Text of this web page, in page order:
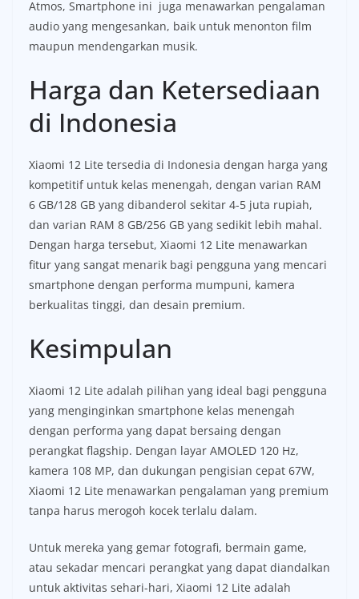
Atmos, Smartphone ini juga menawarkan pengalaman
audio yang mengesankan, baik untuk menonton film
maupun mendengarkan musik.
Harga dan Ketersediaan
di Indonesia
Xiaomi 12 Lite tersedia di Indonesia dengan harga yang
kompetitif untuk kelas menengah, dengan varian RAM
6 GB/128 GB yang dibanderol sekitar 4-5 juta rupiah,
dan varian RAM 8 GB/256 GB yang sedikit lebih mahal.
Dengan harga tersebut, Xiaomi 12 Lite menawarkan
fitur yang sangat menarik bagi pengguna yang mencari
smartphone dengan performa mumpuni, kamera
berkualitas tinggi, dan desain premium.
Kesimpulan
Xiaomi 12 Lite adalah pilihan yang ideal bagi pengguna
yang menginginkan smartphone kelas menengah
dengan performa yang dapat bersaing dengan
perangkat flagship. Dengan layar AMOLED 120 Hz,
kamera 108 MP, dan dukungan pengisian cepat 67W,
Xiaomi 12 Lite menawarkan pengalaman yang premium
tanpa harus merogoh kocek terlalu dalam.
Untuk mereka yang gemar fotografi, bermain game,
atau sekadar mencari perangkat yang dapat diandalkan
untuk aktivitas sehari-hari, Xiaomi 12 Lite adalah